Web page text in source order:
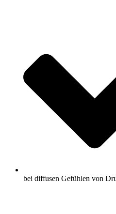
bei diffusen Gefühlen von